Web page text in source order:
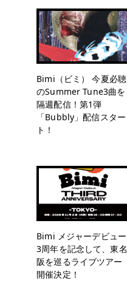
Bimi（ビミ） 今夏必聴
のSummer Tune3曲を
隔週配信！第1弾
「Bubbly」配信スター
ト！
Bimi メジャーデビュー
3周年を記念して、東名
阪を巡るライブツアー
開催決定！